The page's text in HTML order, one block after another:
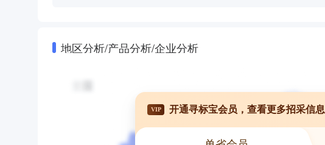
地区分析/产品分析/企业分析
VIP 开通寻标宝会员，查看更多招采信息